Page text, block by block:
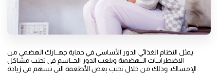
يمثل النظام الغذائي الدور الأساسي في حماية جهــازك الهضمي من
الاضطرابــات الــهضمية ويلعب الدور الحــاسم في تجنب مشاكل
الإمساك، وذلك من خلال تجنب بعض الأطعمة التي تسهم في زيادة